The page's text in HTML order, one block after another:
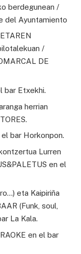
berdegunean /
del Ayuntamiento
/
DE
bar Etxekhi.
herrian
bar Horkonpon.
Lurren
en el
eta Kaipiriña
(Funk, soul,
La Kala.
en el bar